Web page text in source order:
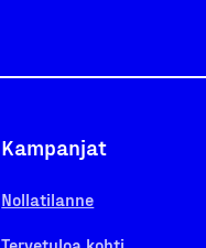
Kampanjat
Nollatilanne